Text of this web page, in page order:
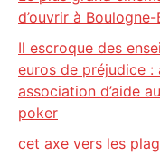
d’ouvrir à
Il escroque des
euros de préjudice :
association d’aide
poker
cet axe vers les